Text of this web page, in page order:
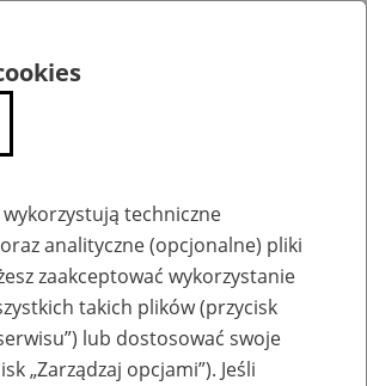
wykorzystują techniczne
analityczne (opcjonalne) pliki
zaakceptować wykorzystanie
takich plików (przycisk
lub dostosować swoje
„Zarządzaj opcjami”). Jeśli